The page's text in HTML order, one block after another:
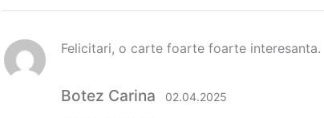
Evaluat la5
Botez Carina 02.04.2025
Felicitari, o carte foarte foarte interesanta.